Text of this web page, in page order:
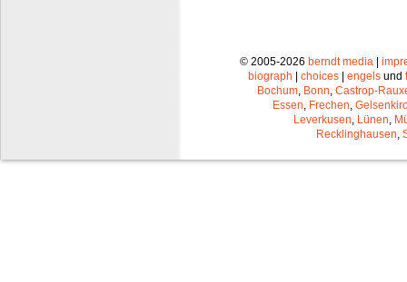
© 2005-2026 berndt media |
biograph | choices | engels und
Bochum Bonn Castrop-
Essen Frechen
Leverkusen Lünen
Recklinghausen